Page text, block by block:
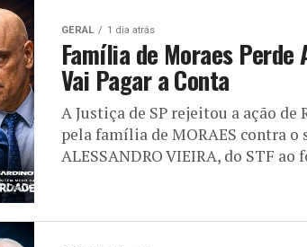
GERAL 1 dia atrás
Família de Moraes Perde
Vai Pagar a Conta
A Justiça de SP rejeitou a ação de
pela família de MORAES contra o
ALESSANDRO VIEIRA, do STF ao